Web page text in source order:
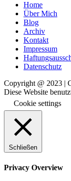
Home
Über Mich
Blog
Archiv
Kontakt
Impressum
Datenschutz
Copyright @ 2023 |
Diese Website
Cookie settings
Schließen
Privacy Overview